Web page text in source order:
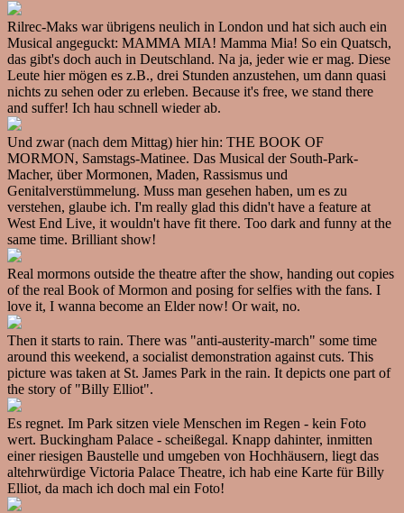
Rilrec-Maks war übrigens neulich in London und hat sich auch ein
Musical angeguckt: MAMMA MIA! Mamma Mia! So ein Quatsch,
das gibt's doch auch in Deutschland. Na ja, jeder wie er mag. Diese
Leute hier mögen es z.B., drei Stunden anzustehen, um dann quasi
nichts zu sehen oder zu erleben. Because it's free, we stand there
and suffer! Ich hau schnell wieder ab.
Und zwar (nach dem Mittag) hier hin: THE BOOK OF
MORMON, Samstags-Matinee. Das Musical der South-Park-
Macher, über Mormonen, Maden, Rassismus und
Genitalverstümmelung. Muss man gesehen haben, um es zu
verstehen, glaube ich. I'm really glad this didn't have a feature at
West End Live, it wouldn't have fit there. Too dark and funny at the
same time. Brilliant show!
Real mormons outside the theatre after the show, handing out copies
of the real Book of Mormon and posing for selfies with the fans. I
love it, I wanna become an Elder now! Or wait, no.
Then it starts to rain. There was "anti-austerity-march" some time
around this weekend, a socialist demonstration against cuts. This
picture was taken at St. James Park in the rain. It depicts one part of
the story of "Billy Elliot".
Es regnet. Im Park sitzen viele Menschen im Regen - kein Foto
wert. Buckingham Palace - scheißegal. Knapp dahinter, inmitten
einer riesigen Baustelle und umgeben von Hochhäusern, liegt das
altehrwürdige Victoria Palace Theatre, ich hab eine Karte für Billy
Elliot, da mach ich doch mal ein Foto!